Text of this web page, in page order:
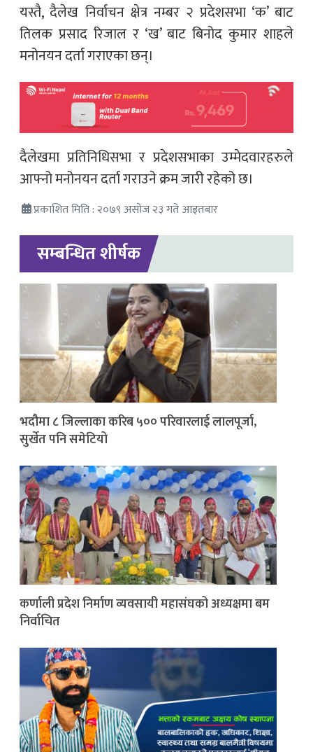
यस्तै, दैलेख निर्वाचन क्षेत्र नम्बर २ प्रदेशसभा ‘क’ बाट
तिलक प्रसाद रिजाल र ‘ख’ बाट बिनोद कुमार शाहले
मनोनयन दर्ता गराएका छन्।
दैलेखमा प्रतिनिधिसभा र प्रदेशसभाका उम्मेदवारहरुले
आफ्नो मनोनयन दर्ता गराउने क्रम जारी रहेको छ।
प्रकाशित मिति : २०७९ असोज २३ गते आइतबार
सम्बन्धित शीर्षक
भदौमा ८ जिल्लाका करिब ५०० परिवारलाई लालपूर्जा,
सुर्खेत पनि समेटियो
कर्णाली प्रदेश निर्माण व्यवसायी महासंघको अध्यक्षमा बम
निर्वाचित